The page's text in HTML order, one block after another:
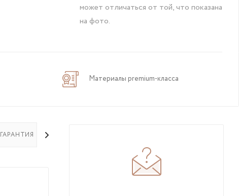
может отличаться от той, что показана
на фото.
Материалы premium-класса
ГАРАНТИЯ НА ТОВАР